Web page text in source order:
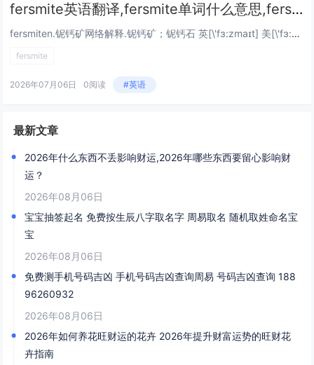
fersmite英语翻译,fersmite单词什么意思,fersmite相关单词词语
fersmiten.铌钙矿网络解释.铌钙矿；铌钙石 英[\'fɜ:zmaɪt] 美[\'fɜ:zmaɪt] fersmite...
fersmite
2026年07月06日 0阅读 #英语
最新文章
2026年什么东西不丢影响财运,2026年哪些东西要留心影响财
运？
2026年08月06日
宝宝抽签起名 免费按生辰八字取名字 周易取名 随机取姓命名宝
宝
2026年08月06日
免费测手机号码吉凶 手机号码吉凶查询周易 号码吉凶查询 188
96260932
2026年08月06日
2026年如何养花旺财运的花卉 2026年提升财富运势的旺财花
卉指南